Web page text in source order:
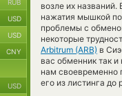
возле их
нажатия мышкой по
проблемы с
некоторые
Arbitrum (ARB) в
вас обменник так
нам своевременно
его из листинга
RUB
USD
USD
CNY
USD